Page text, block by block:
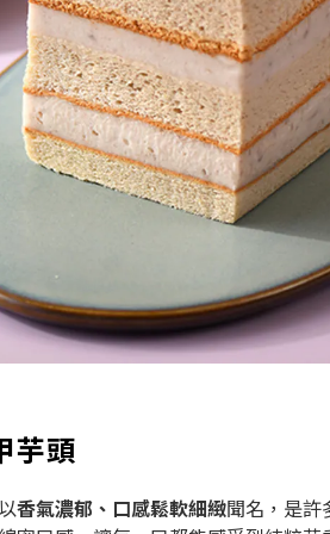
芋頭
香氣濃郁、口感鬆軟細緻聞名，是許